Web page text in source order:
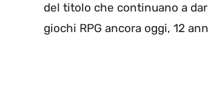
del titolo che continuano a
giochi RPG ancora oggi, 12